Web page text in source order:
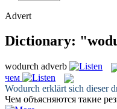
Advert
Dictionary:
wodurch adverb
чем
Wodurch erklärt sich dieser
Чем объясняются такие